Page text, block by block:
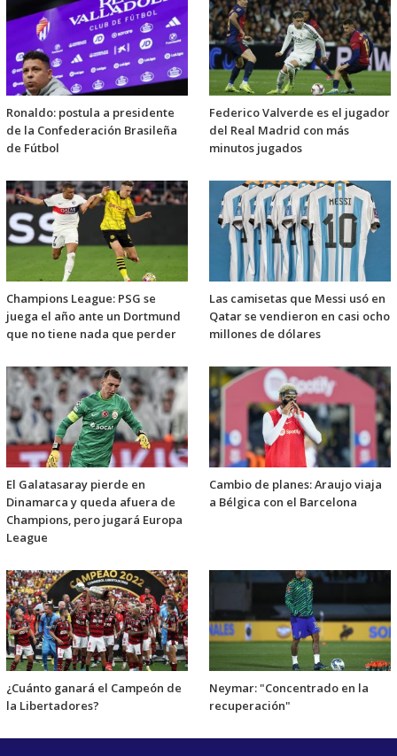
Ronaldo: postula a presidente
de la Confederación Brasileña
de Fútbol
Federico Valverde es el jugador
del Real Madrid con más
minutos jugados
Champions League: PSG se
juega el año ante un Dortmund
que no tiene nada que perder
Las camisetas que Messi usó en
Qatar se vendieron en casi ocho
millones de dólares
El Galatasaray pierde en
Dinamarca y queda afuera de
Champions, pero jugará Europa
League
Cambio de planes: Araujo viaja
a Bélgica con el Barcelona
¿Cuánto ganará el Campeón de
la Libertadores?
Neymar: "Concentrado en la
recuperación"